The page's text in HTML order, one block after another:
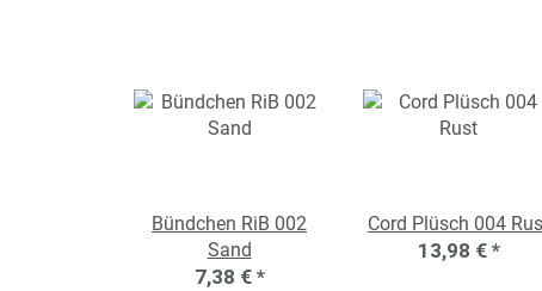
Bündchen RiB 002
Sand
7,38 € *
Cord Plüsch 004
13,98 € *